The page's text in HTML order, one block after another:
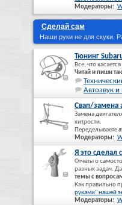
Модераторы:
Сделай сам
Наши руки не для скуки.
Тюнинг
Все, что
Читай и пиши
Автозвук и
Свап/замена
Замена
хитрости.
Переделываете
Модераторы:
Я это сделал
Отчеты о
разных задач.
темы с
Как правильно
руками" нашей
Модераторы: